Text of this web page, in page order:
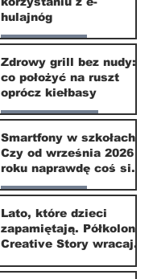
10 lip
hulajnóg
Nasze miasto
3 lip
Zdrowy grill bez nudy:
co położyć na ruszt
oprócz kiełbasy
Zdrowie i uroda
1 lip
Smartfony w szkołach.
Czy od września 2026
roku naprawdę coś się
zmieni?
Nasze miasto
1 lip
Lato, które dzieci
zapamiętają. Półkolonie
Creative Story wracają
20 kwi